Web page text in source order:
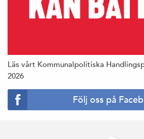
Läs vårt Kommunalpolitiska
2026
Följ oss på